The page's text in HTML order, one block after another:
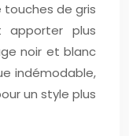
touches de gris
plus
noir et blanc
indémodable,
un style plus